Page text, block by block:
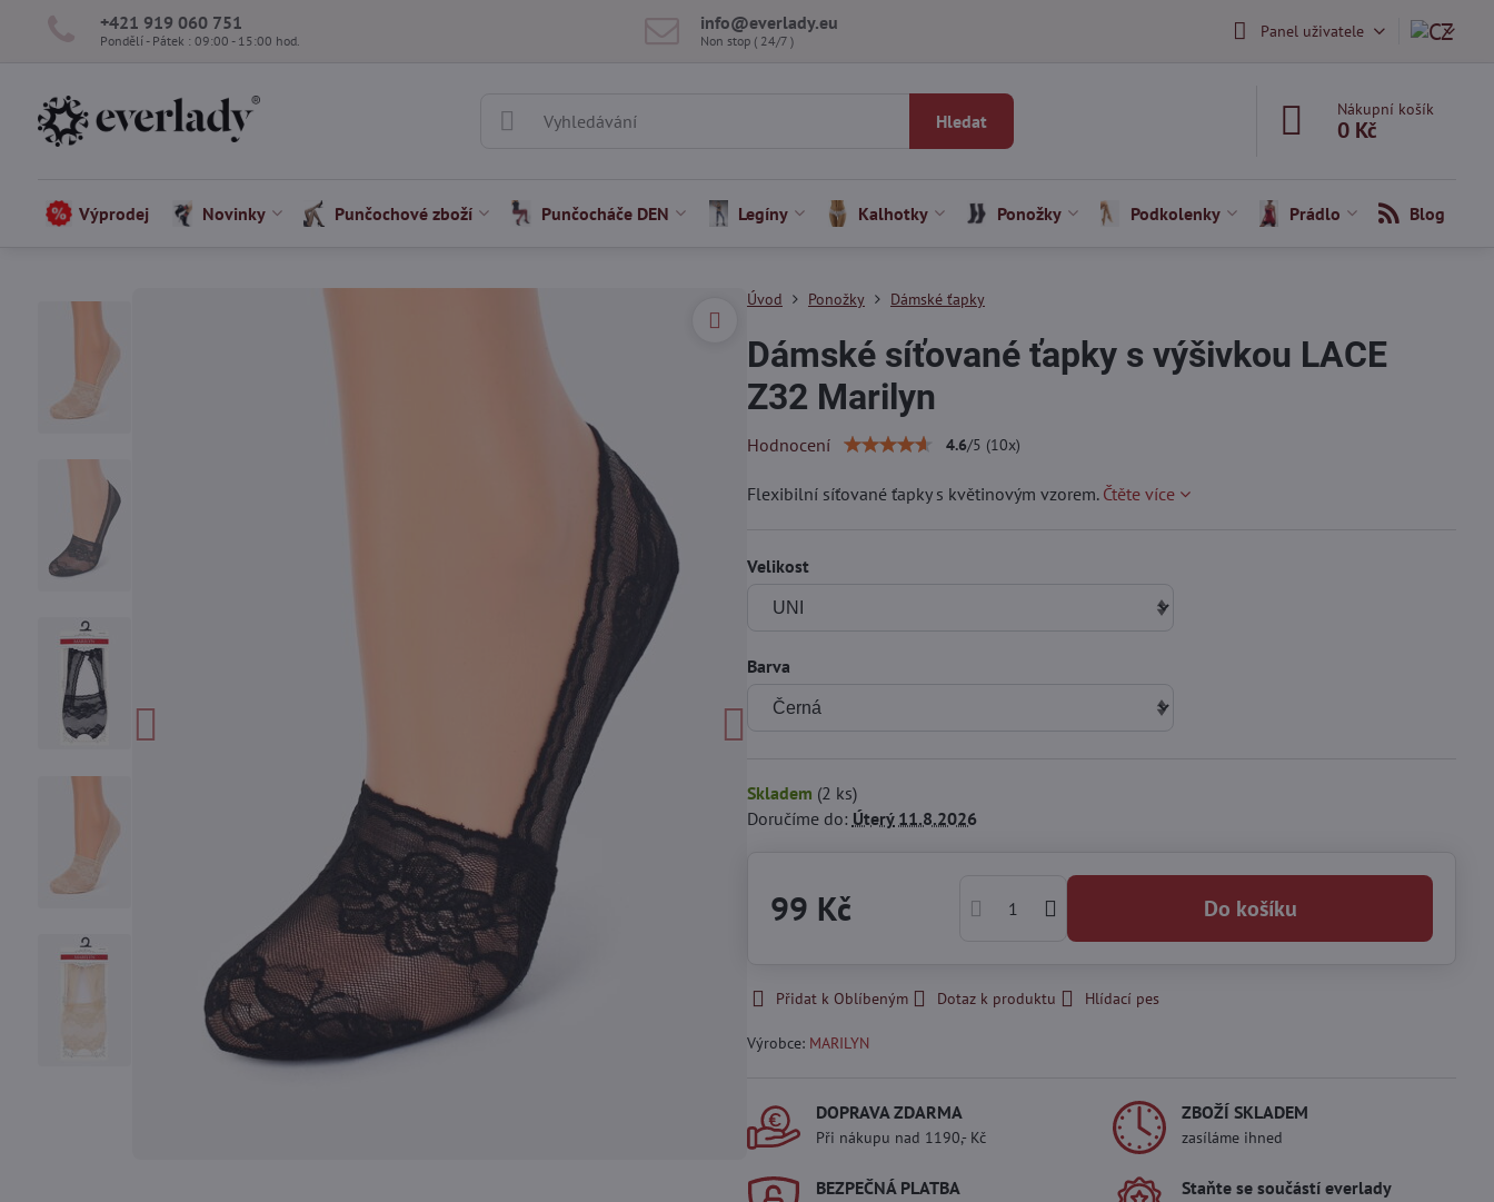
+421 919 060 751
Pondělí - Pátek : 09:00 - 15:00 hod.
info​@everlady​.eu
Non stop ( 24/7 ) Panel uživatele
Hledat
Nákupní košík
0 Kč
Výprodej Novinky Punčochové zboží Punčocháče DEN Legíny Kalhotky Ponožky Podkolenky Prádlo Blog
Úvod Ponožky Dámské ťapky
Dámské síťované ťapky s výšivkou LACE
Z32 Marilyn
Hodnocení 4.6/5 (10x)
Flexibilní síťované ťapky s květinovým vzorem. Čtěte více
Velikost
Barva
Skladem (2 ks)
Doručíme do: Úterý11.8.2026
99 Kč Do košíku
Přidat k Oblíbeným Dotaz k produktu Hlídací pes
Výrobce: MARILYN
DOPRAVA ZDARMA
Při nákupu nad 1190,- Kč
ZBOŽÍ SKLADEM
zasíláme ihned
BEZPEČNÁ PLATBA Staňte se součástí everlady